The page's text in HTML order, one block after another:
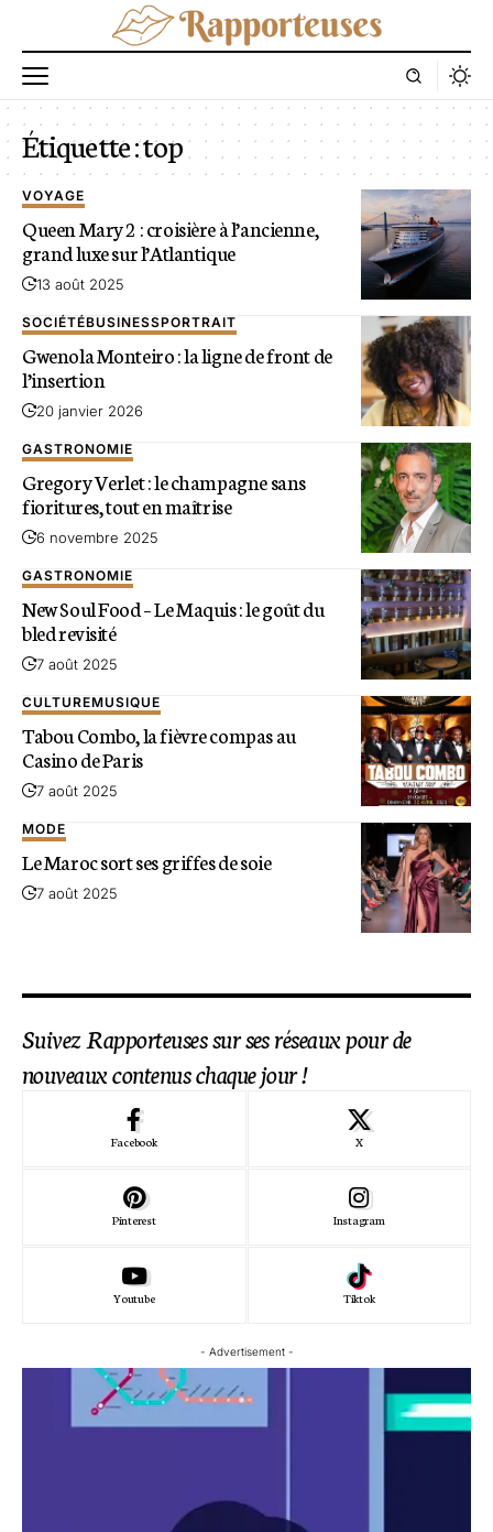
Étiquette :top
VOYAGE
Queen Mary 2 : croisière à l’ancienne,
grand luxe sur l’Atlantique
13 août 2025
SOCIÉTÉBUSINESSPORTRAIT
Gwenola Monteiro : la ligne de front de
l’insertion
20 janvier 2026
GASTRONOMIE
Gregory Verlet : le champagne sans
fioritures, tout en maîtrise
6 novembre 2025
GASTRONOMIE
New Soul Food – Le Maquis : le goût du
bled revisité
7 août 2025
CULTUREMUSIQUE
Tabou Combo, la fièvre compas au
Casino de Paris
7 août 2025
MODE
Le Maroc sort ses griffes de soie
7 août 2025
Suivez Rapporteuses sur ses réseaux pour de
nouveaux contenus chaque jour !
Facebook X
Pinterest Instagram
Youtube Tiktok
- Advertisement -